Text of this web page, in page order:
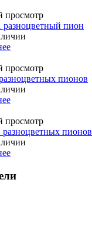
просмотр
разноцветный пион
просмотр
пионов
просмотр
разноцветных пионов